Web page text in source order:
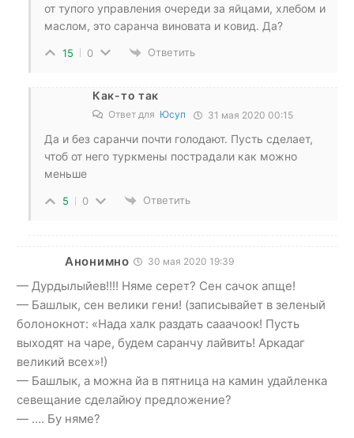
от тупого управления очереди за яйцами, хлебом и
маслом, это саранча виновата и ковид. Да?
15 0 Ответить
Как-то так
Ответ для Юсуп 31 мая 2020 00:15
Да и без саранчи почти голодают. Пусть сделает,
чтоб от него туркмены пострадали как можно
меньше
5 0 Ответить
Анонимно 30 мая 2020 19:39
— Дурдылыйев!!!! Няме серет? Сен сачок апще!
— Башлык, сен велики гени! (записывайет в зеленый
болонокнот: «Нада халк раздать сааачоок! Пусть
выходят на чаре, будем саранчу лайвить! Аркадаг
великий всех»!)
— Башлык, а можна йа в пятница на камин удайленка
севещание сделайюу предложение?
— …. Бу няме?